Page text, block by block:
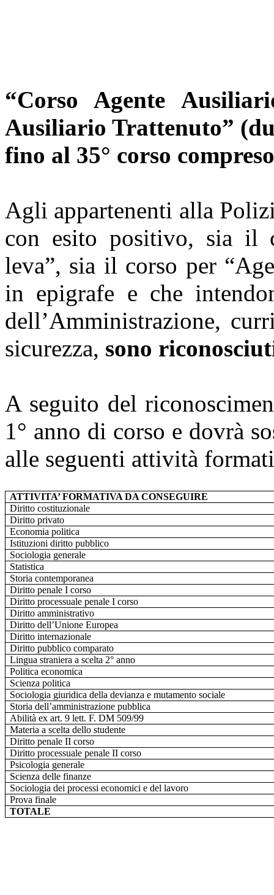
“Corso Agente
Ausiliario Trattenuto”
fino al 35° corso compreso
Agli appartenenti alla
con esito positivo, sia il
leva”, sia il corso per
in epigrafe e che
dell’Amministrazione,
sicurezza, sono
A seguito del
1° anno di corso e dovrà
alle seguenti attività
ATTIVITA’ FORMATIVA DA CONSEGUIRE
Diritto costituzionale
Diritto privato
Economia politica
Istituzioni diritto pubblico
Sociologia generale
Statistica
Storia contemporanea
Diritto penale I corso
Diritto processuale penale I corso
Diritto amministrativo
Diritto dell’Unione Europea
Diritto internazionale
Diritto pubblico comparato
Lingua straniera a scelta 2° anno
Politica economica
Scienza politica
Sociologia giuridica della devianza e mutamento sociale
Storia dell’amministrazione pubblica
Abilità ex art. 9 lett. F. DM 509/99
Materia a scelta dello studente
Diritto penale II corso
Diritto processuale penale II corso
Psicologia generale
Scienza delle finanze
Sociologia dei processi economici e del lavoro
Prova finale
TOTALE